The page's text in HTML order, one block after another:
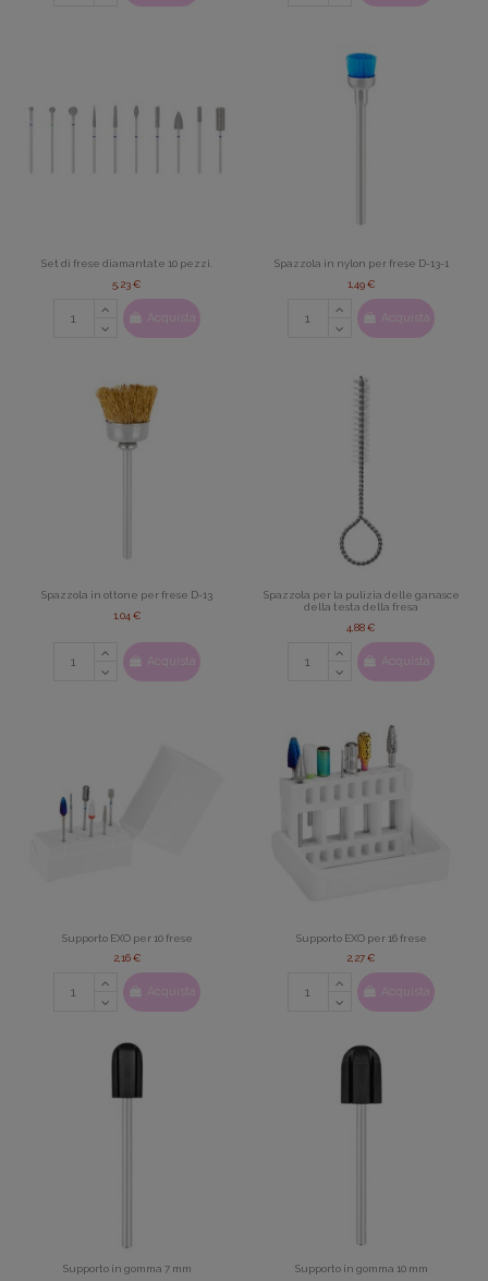
Set di frese diamantate 10 pezzi.
5,23 €
Acquista
Spazzola in nylon per frese D-13-1
1,49 €
Acquista
Spazzola in ottone per frese D-13
1,04 €
Acquista
Spazzola per la pulizia delle ganasce
della testa della fresa
4,88 €
Acquista
Supporto EXO per 10 frese
2,16 €
Acquista
Supporto EXO per 16 frese
2,27 €
Acquista
Supporto in gomma 7 mm
Supporto in gomma 10 mm